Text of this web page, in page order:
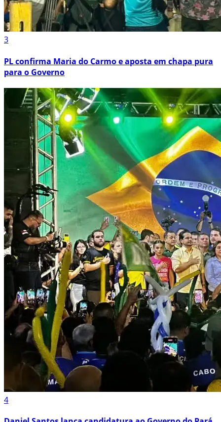
3
PL confirma Maria do Carmo e aposta em chapa pura
para o Governo
4